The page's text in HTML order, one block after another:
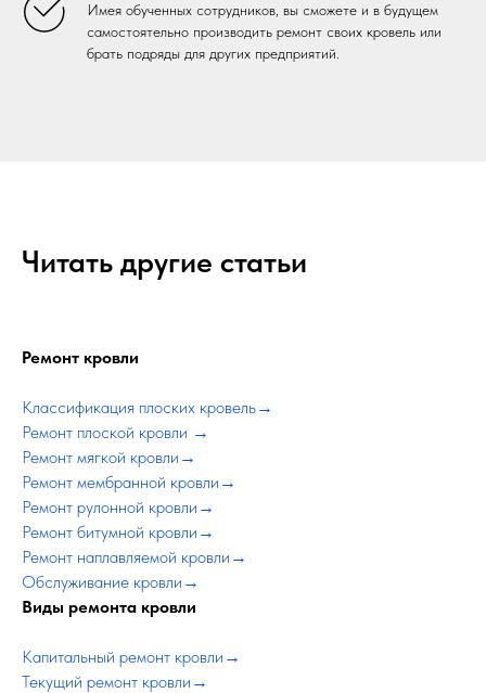
Имея обученных сотрудников, вы сможете и в будущем
самостоятельно производить ремонт своих кровель или
брать подряды для других предприятий.
Читать другие статьи
Ремонт кровли
Классификация плоских кровель→
Ремонт плоской кровли →
Ремонт мягкой кровли→
Ремонт мембранной кровли→
Ремонт рулонной кровли→
Ремонт битумной кровли→
Ремонт наплавляемой кровли→
Обслуживание кровли→
Виды ремонта кровли
Капитальный ремонт кровли→
Текущий ремонт кровли→